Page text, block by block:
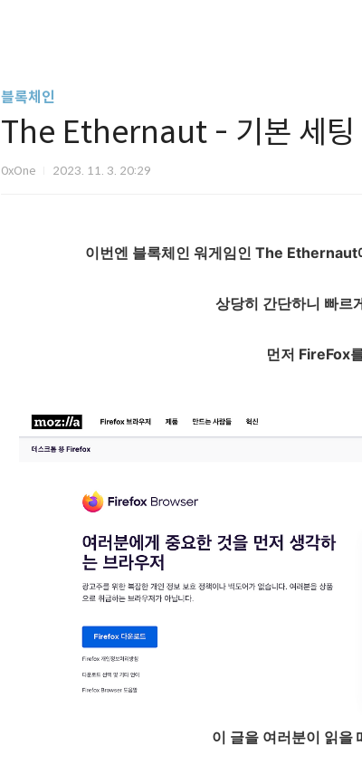
블록체인
The Ethernaut - 기본 세팅
0xOne 2023. 11. 3. 20:29
이번엔 블록체인 워게임인 The Ethernaut
상당히 간단하니 빠르
먼저 FireFox
이 글을 여러분이 읽을